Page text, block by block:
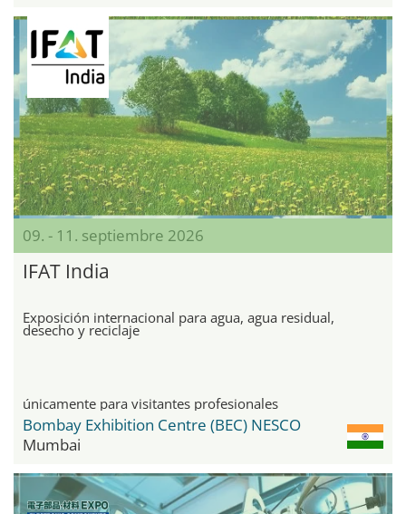
09. - 11. septiembre 2026
IFAT India
Exposición internacional para agua, agua residual,
desecho y reciclaje
únicamente para visitantes profesionales
Bombay Exhibition Centre (BEC) NESCO
Mumbai